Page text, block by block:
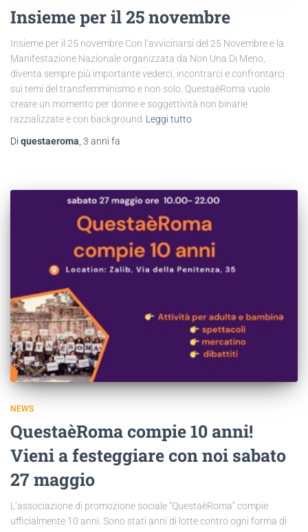
Insieme per il 25 novembre
Insieme per il 25 novembre Con l’avvicinarsi del 25 Novembre e la
Manifestazione Nazionale organizzata da Non Una Di Meno,
diventa sempre più importante vederci, incontrarci e confrontarci
sui temi del transfemminismo e non solo. QuestaèRoma vuole
creare un momento per donne e soggettività non binarie
razzializzate e con background Leggi tutto
Di questaeroma 3 anni fa
NEWS
QuestaèRoma compie 10 anni!
Vieni a festeggiare con noi sabato
27 maggio
L’associazione di promozione sociale “QuestaèRoma” compie
ufficialmente 10 anni. Sono stati anni di lotte contro ogni forma di